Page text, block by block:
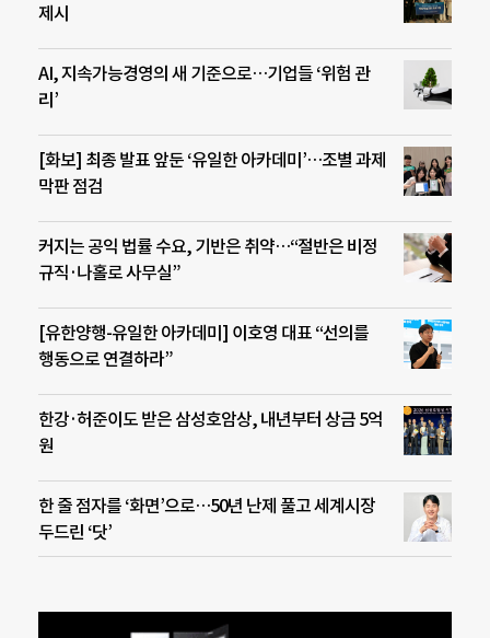
제시
AI, 지속가능경영의 새 기준으로…기업들 ‘위험 관
리’
[화보] 최종 발표 앞둔 ‘유일한 아카데미’…조별 과제
막판 점검
커지는 공익 법률 수요, 기반은 취약…“절반은 비정
규직·나홀로 사무실”
[유한양행-유일한 아카데미] 이호영 대표 “선의를
행동으로 연결하라”
한강·허준이도 받은 삼성호암상, 내년부터 상금 5억
원
한 줄 점자를 ‘화면’으로…50년 난제 풀고 세계시장
두드린 ‘닷’